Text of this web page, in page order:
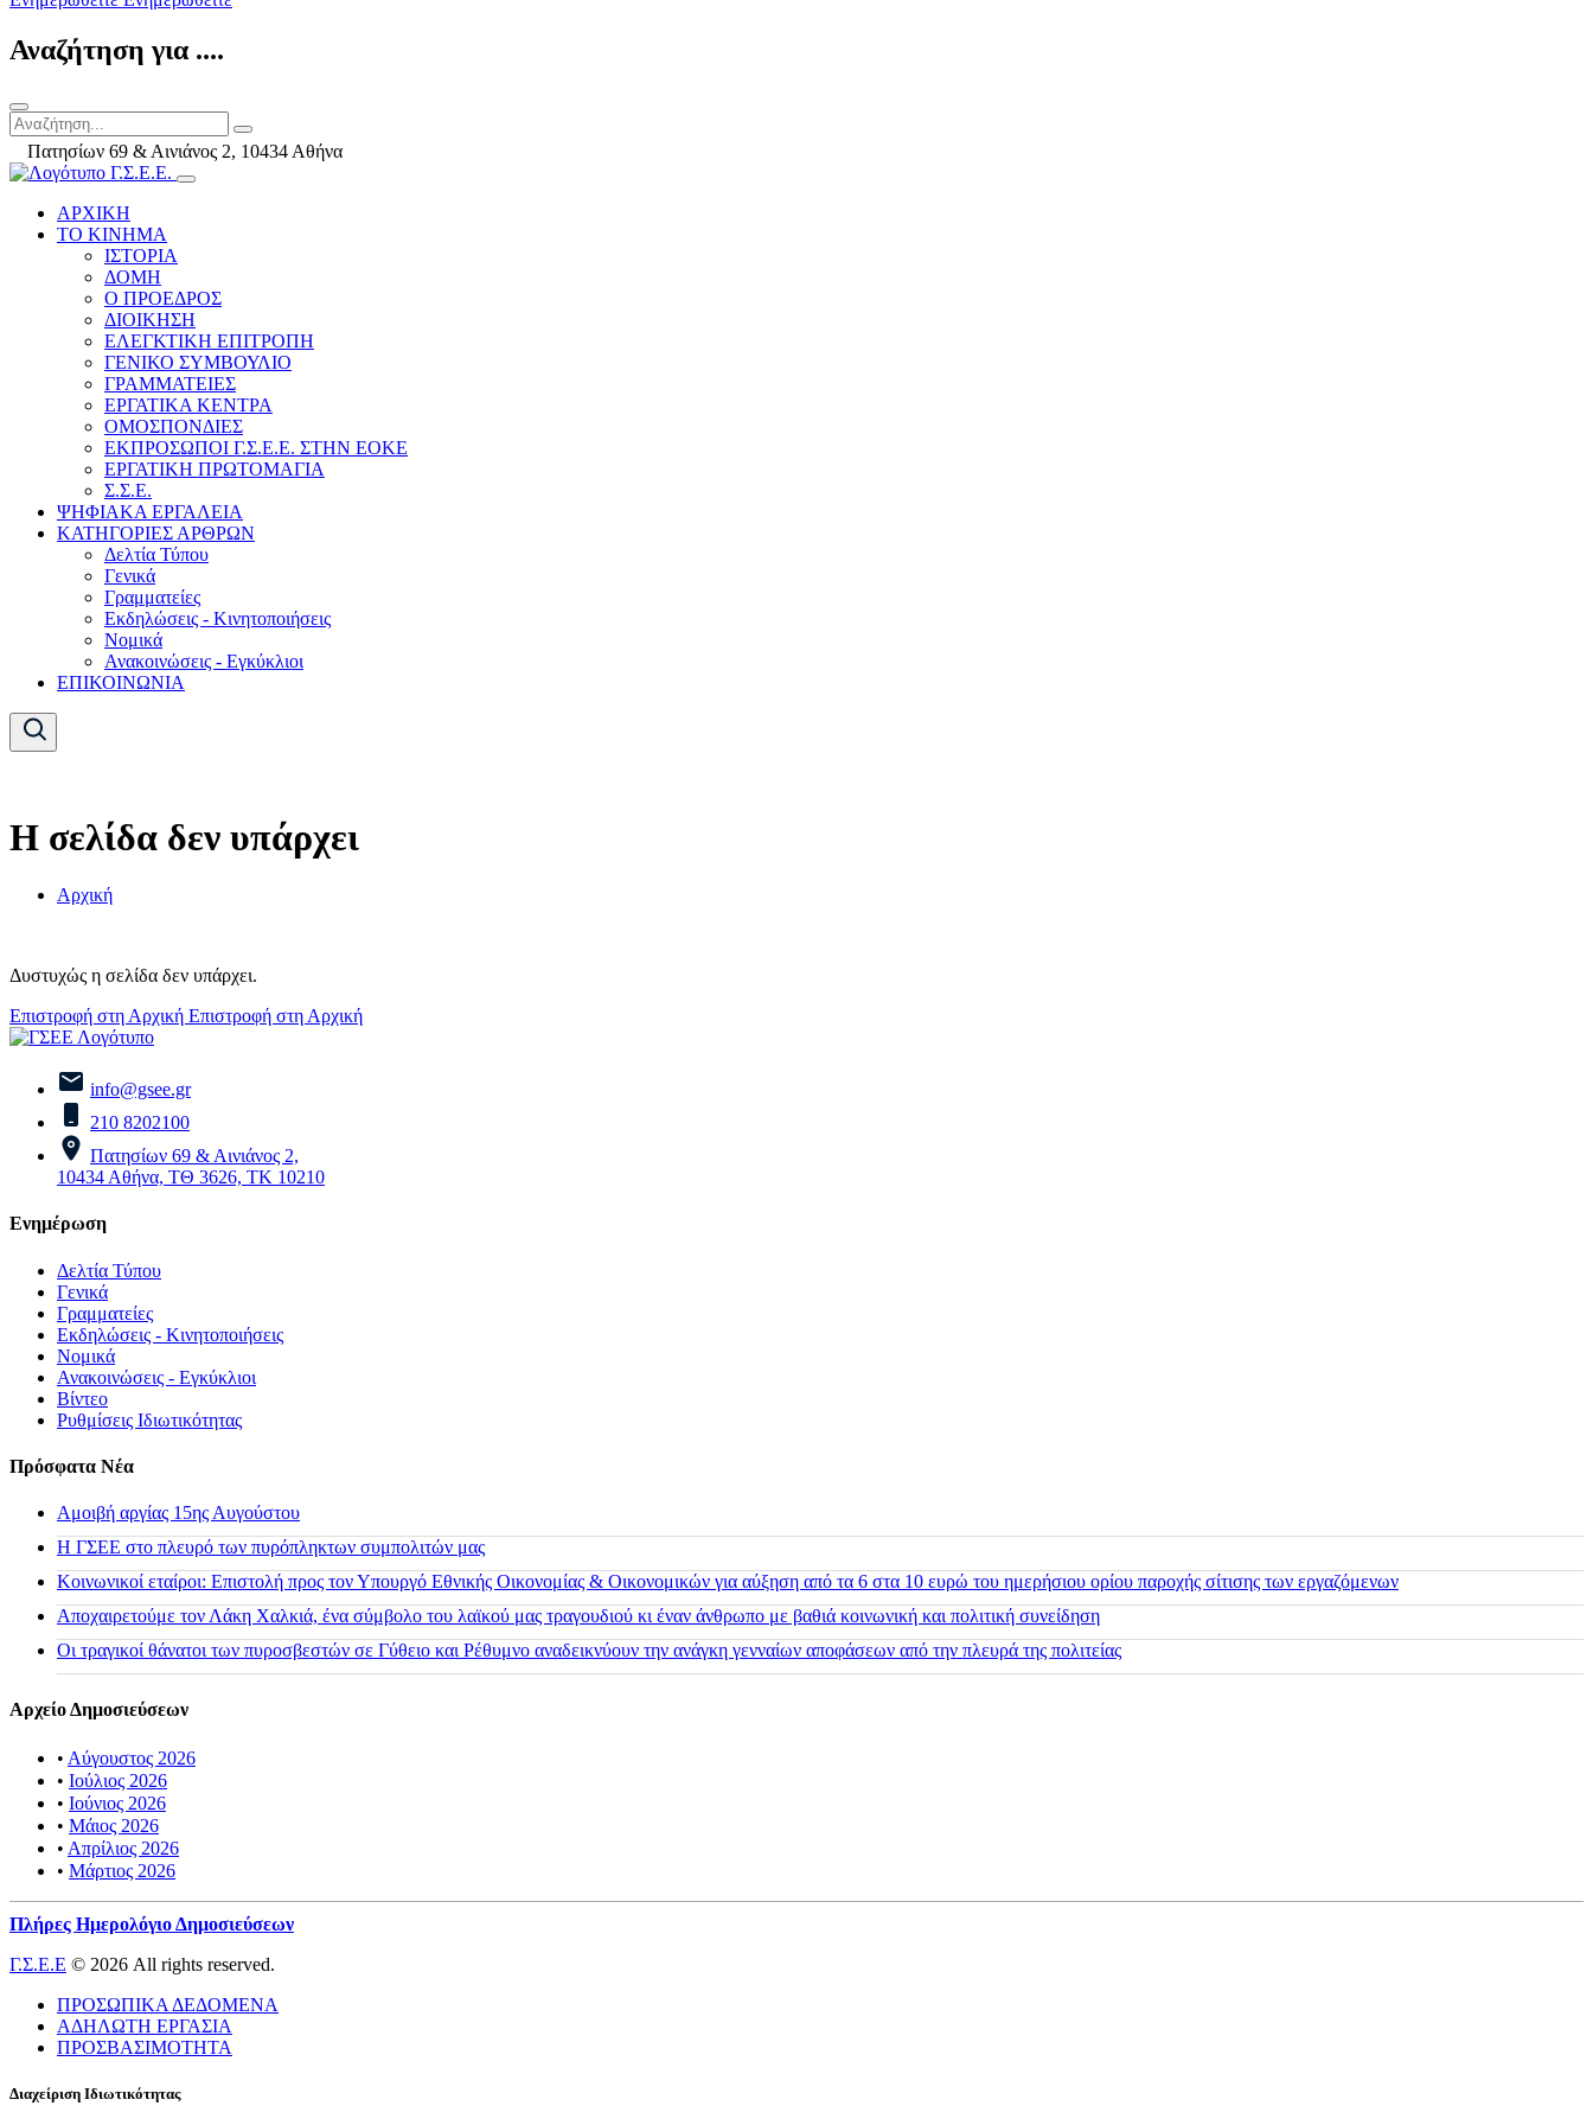
Αναζήτηση για ....
Πατησίων 69 & Αινιάνος 2, 10434 Αθήνα
ΑΡΧΙΚΗ
ΤΟ ΚΙΝΗΜΑ
ΙΣΤΟΡΙΑ
ΔΟΜΗ
Ο ΠΡΟΕΔΡΟΣ
ΔΙΟΙΚΗΣΗ
ΕΛΕΓΚΤΙΚΗ ΕΠΙΤΡΟΠΗ
ΓΕΝΙΚΟ ΣΥΜΒΟΥΛΙΟ
ΓΡΑΜΜΑΤΕΙΕΣ
ΕΡΓΑΤΙΚΑ ΚΕΝΤΡΑ
ΟΜΟΣΠΟΝΔΙΕΣ
ΕΚΠΡΟΣΩΠΟΙ Γ.Σ.Ε.Ε. ΣΤΗΝ ΕΟΚΕ
ΕΡΓΑΤΙΚΗ ΠΡΩΤΟΜΑΓΙΑ
Σ.Σ.Ε.
ΨΗΦΙΑΚΑ ΕΡΓΑΛΕΙΑ
ΚΑΤΗΓΟΡΙΕΣ ΑΡΘΡΩΝ
Δελτία Τύπου
Γενικά
Γραμματείες
Εκδηλώσεις - Κινητοποιήσεις
Νομικά
Ανακοινώσεις - Εγκύκλιοι
ΕΠΙΚΟΙΝΩΝΙΑ
Η σελίδα δεν υπάρχει
Αρχική
Δυστυχώς η σελίδα δεν υπάρχει.
Επιστροφή στη Αρχική Επιστροφή στη Αρχική
info@gsee.gr
210 8202100
Πατησίων 69 & Αινιάνος 2,
10434 Αθήνα, ΤΘ 3626, ΤΚ 10210
Ενημέρωση
Δελτία Τύπου
Γενικά
Γραμματείες
Εκδηλώσεις - Κινητοποιήσεις
Νομικά
Ανακοινώσεις - Εγκύκλιοι
Βίντεο
Ρυθμίσεις Ιδιωτικότητας
Πρόσφατα Νέα
Αμοιβή αργίας 15ης Αυγούστου
H ΓΣΕΕ στο πλευρό των πυρόπληκτων συμπολιτών μας
Κοινωνικοί εταίροι: Επιστολή προς τον Υπουργό Εθνικής Οικονομίας & Οικονομικών για αύξηση από τα 6 στα 10 ευρώ του ημερήσιου ορίου παροχής σίτισης των εργαζόμενων
Αποχαιρετούμε τον Λάκη Χαλκιά, ένα σύμβολο του λαϊκού μας τραγουδιού κι έναν άνθρωπο με βαθιά κοινωνική και πολιτική συνείδηση
Οι τραγικοί θάνατοι των πυροσβεστών σε Γύθειο και Ρέθυμνο αναδεικνύουν την ανάγκη γενναίων αποφάσεων από την πλευρά της πολιτείας
Αρχείο Δημοσιεύσεων
• Αύγουστος 2026
• Ιούλιος 2026
• Ιούνιος 2026
• Μάιος 2026
• Απρίλιος 2026
• Μάρτιος 2026
Πλήρες Ημερολόγιο Δημοσιεύσεων
Γ.Σ.Ε.Ε © 2026 All rights reserved.
ΠΡΟΣΩΠΙΚΑ ΔΕΔΟΜΕΝΑ
ΑΔΗΛΩΤΗ ΕΡΓΑΣΙΑ
ΠΡΟΣΒΑΣΙΜΟΤΗΤΑ
Διαχείριση Ιδιωτικότητας